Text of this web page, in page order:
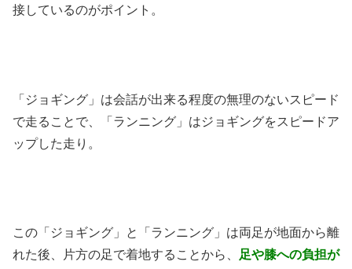
接しているのがポイント。
「ジョギング」は会話が出来る程度の無理のないスピード
で走ることで、「ランニング」はジョギングをスピードア
ップした走り。
この「ジョギング」と「ランニング」は両足が地面から離
れた後、片方の足で着地することから、
足や膝への負担が